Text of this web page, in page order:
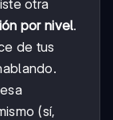
otra
por nivel.
de tus
(sí,